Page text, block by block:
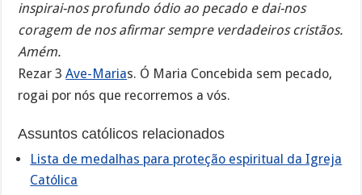
inspirai-nos profundo ódio ao pecado e dai-nos
coragem de nos afirmar sempre verdadeiros cristãos.
Amém.
Rezar 3Ave-Marias. Ó Maria Concebida sem pecado,
rogai por nós que recorremos a vós.
Assuntos católicos relacionados
Lista de medalhas para proteção espiritual da Igreja
Católica